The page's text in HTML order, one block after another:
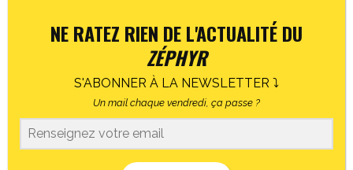
NE RATEZ RIEN DE L'ACTUALITÉ DU
ZÉPHYR
S'ABONNER À LA NEWSLETTER ⤵
Un mail chaque vendredi, ça passe ?